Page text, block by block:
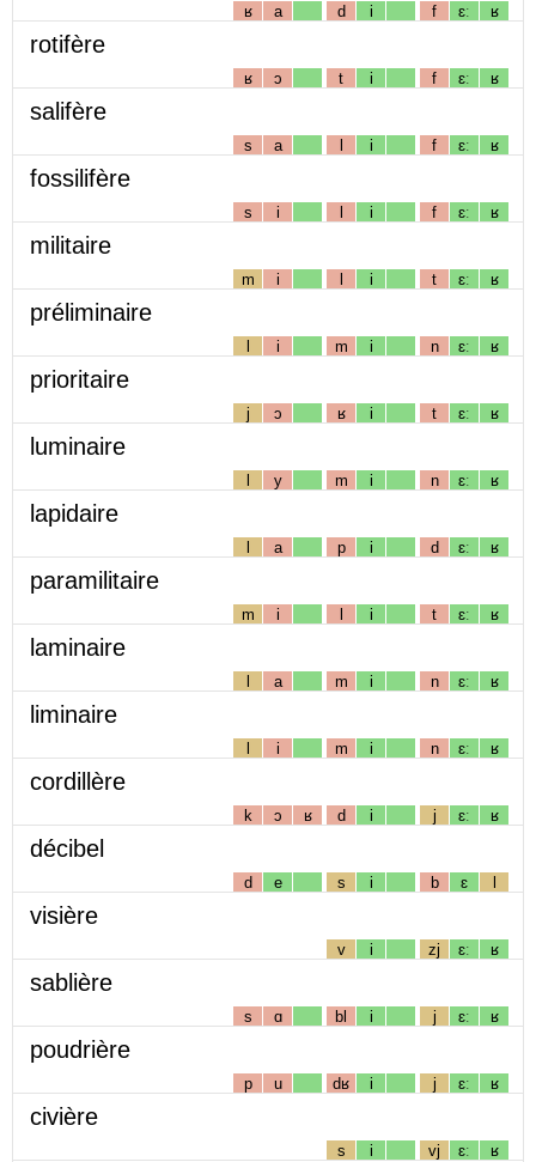
ʁ a d i f ɛː ʁ
rotifère
ʁ ɔ t i f ɛː ʁ
salifère
s a l i f ɛː ʁ
fossilifère
s i l i f ɛː ʁ
militaire
m i l i t ɛː ʁ
préliminaire
l i m i n ɛː ʁ
prioritaire
j ɔ ʁ i t ɛː ʁ
luminaire
l y m i n ɛː ʁ
lapidaire
l a p i d ɛː ʁ
paramilitaire
m i l i t ɛː ʁ
laminaire
l a m i n ɛː ʁ
liminaire
l i m i n ɛː ʁ
cordillère
k ɔ ʁ d i j ɛː ʁ
décibel
d e s i b ɛ l
visière
v i zj ɛː ʁ
sablière
s ɑ bl i j ɛː ʁ
poudrière
p u dʁ i j ɛː ʁ
civière
s i vj ɛː ʁ